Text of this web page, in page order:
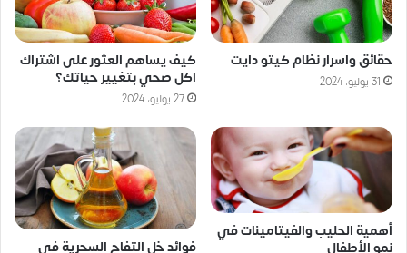
حقائق واسرار نظام كيتو دايت
31 يوليو، 2024
كيف يساهم العثور على اشتراك
اكل صحي بتغيير حياتك؟
27 يوليو، 2024
أهمية الحليب والفيتامينات في
نمو الأطفال
فوائد خل التفاح السحرية في